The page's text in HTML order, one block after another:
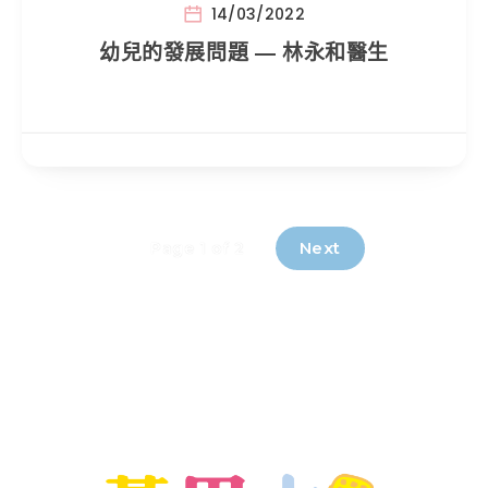
14/03/2022
幼兒的發展問題 — 林永和醫生
Next